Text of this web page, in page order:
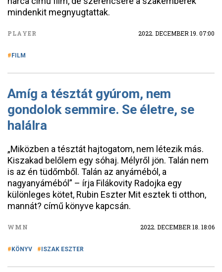
mindenkit megnyugtattak.
PLAYER 2022. DECEMBER 19. 07:00
FILM
Amíg a tésztát gyúrom, nem
gondolok semmire. Se életre, se
halálra
„Miközben a tésztát hajtogatom, nem létezik más.
Kiszakad belőlem egy sóhaj. Mélyről jön. Talán nem
is az én tüdőmből. Talán az anyáméból, a
nagyanyáméból” – írja Filákovity Radojka egy
különleges kötet, Rubin Eszter Mit esztek ti otthon,
mannát? című könyve kapcsán.
WMN 2022. DECEMBER 18. 18:06
KÖNYV ISZAK ESZTER